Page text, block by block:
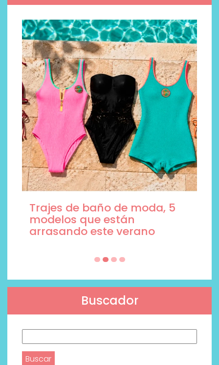
Trajes de baño de moda, 5
modelos que están
arrasando este verano
Buscador